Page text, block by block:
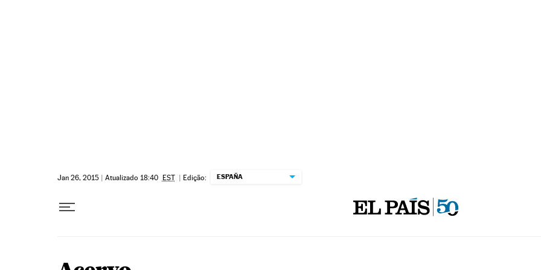
Jan 26, 2015 | Atualizado 18:40 EST | Edição: ESPAÑA